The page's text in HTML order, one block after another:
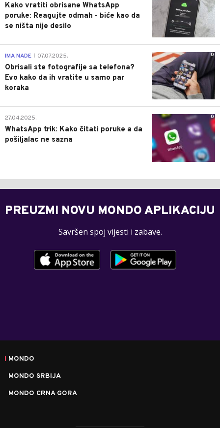
Kako vratiti obrisane WhatsApp
poruke: Reagujte odmah - biće kao da
se ništa nije desilo
0
IMA NADE 07.07.2025.
Obrisali ste fotografije sa telefona?
Evo kako da ih vratite u samo par
koraka
0
27.04.2025.
WhatsApp trik: Kako čitati poruke a da
pošiljalac ne sazna
PREUZMI NOVU MONDO APLIKACIJU
Savršen spoj vijesti i zabave.
MONDO
MONDO SRBIJA
MONDO CRNA GORA